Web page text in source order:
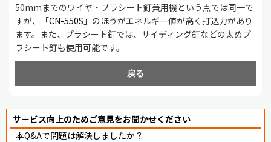
50mmまでのワイヤ・プラシート釘兼用機という点では同一で
すが、「CN-550S 」のほうがエネルギー値が高く打込力があり
ます。また、プラシート釘では、サイディング釘などの太めプ
ラシート釘も使用可能です。
戻る
サービス向上のためご意見をお聞かせください
本Q&Aで問題は解決しましたか？